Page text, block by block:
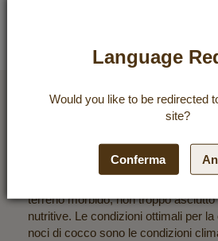
lavorazione delle noci di cocco
La coltivazione delle noci
suolo sabbioso e argilloso, nelle
prossimità delle rive dei fiumi. Per
terreno morbido, non troppo
nutritive. Le condizioni ottimali per
noci di cocco sono le condizioni
Language
Would you like to be redirected
site?
Conferma